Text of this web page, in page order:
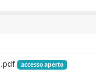
accesso aperto